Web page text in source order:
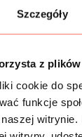
Szczegóły
z
cookie do
funkcje
niemal
nie
właściwości
gwarantuje
dni.
co
detali takich jak